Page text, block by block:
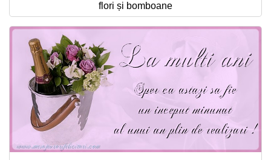
flori și bomboane